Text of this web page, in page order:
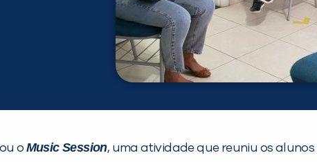
o Music Session, uma atividade que reuniu os alunos